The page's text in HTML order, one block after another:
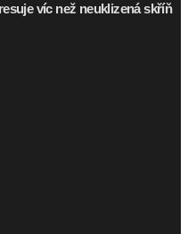
víc než neuklizená skříň